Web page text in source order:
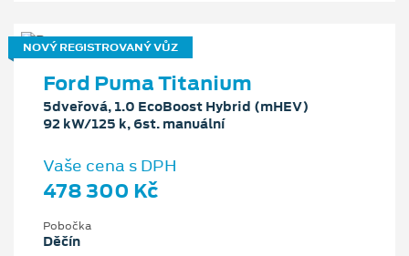
NOVÝ REGISTROVANÝ VŮZ
Ford Puma Titanium
5dveřová, 1.0 EcoBoost Hybrid (mHEV)
92 kW/125 k, 6st. manuální
Vaše cena s DPH
478 300 Kč
Pobočka
Děčín